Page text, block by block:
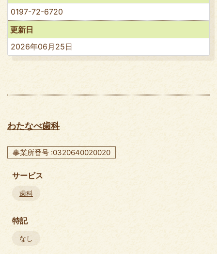
0197-72-6720
更新日
2026年06月25日
わたなべ歯科
事業所番号 :0320640020020
サービス
歯科
特記
なし